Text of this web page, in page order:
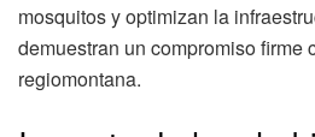
mosquitos y optimizan la
demuestran un compromiso firme
regiomontana.